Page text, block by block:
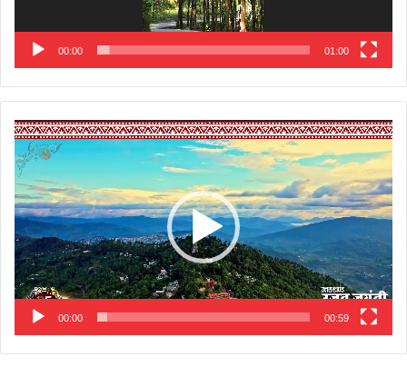
00:00 01:00
Video
Player
00:00 00:59